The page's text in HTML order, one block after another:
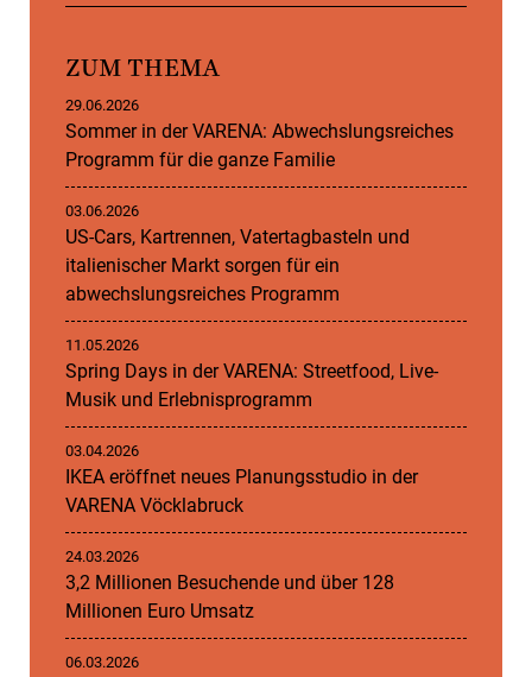
ZUM THEMA
29.06.2026
Sommer in der VARENA: Abwechslungsreiches
Programm für die ganze Familie
03.06.2026
US-Cars, Kartrennen, Vatertagbasteln und
italienischer Markt sorgen für ein
abwechslungsreiches Programm
11.05.2026
Spring Days in der VARENA: Streetfood, Live-
Musik und Erlebnisprogramm
03.04.2026
IKEA eröffnet neues Planungsstudio in der
VARENA Vöcklabruck
24.03.2026
3,2 Millionen Besuchende und über 128
Millionen Euro Umsatz
06.03.2026